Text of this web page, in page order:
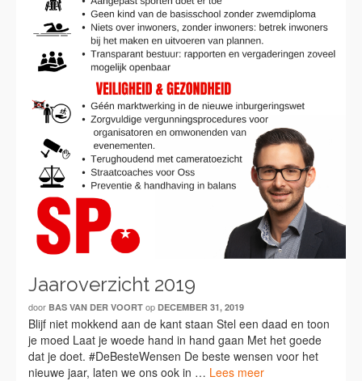
Jaaroverzicht 2019
door BAS VAN DER VOORT op DECEMBER 31, 2019
Blijf niet mokkend aan de kant staan Stel een daad en toon
je moed Laat je woede hand in hand gaan Met het goede
dat je doet. #DeBesteWensen De beste wensen voor het
nieuwe jaar, laten we ons ook in … Lees meer